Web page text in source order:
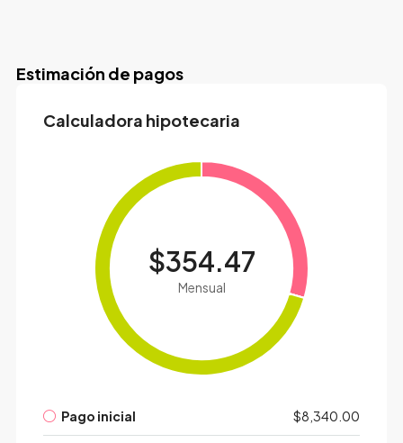
Estimación de pagos
Calculadora hipotecaria
$354.47
Mensual
Pago inicial $8,340.00